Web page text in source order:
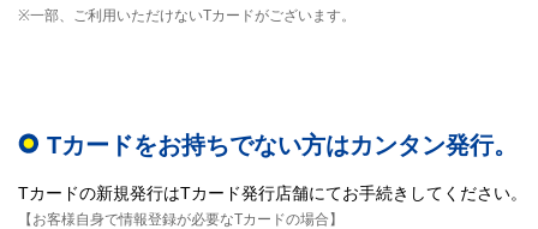
※一部、ご利用いただけないTカードがございます。
Tカードをお持ちでない方はカンタン発行。
Tカードの新規発行はTカード発行店舗にてお手続きしてください。
【お客様自身で情報登録が必要なTカードの場合】